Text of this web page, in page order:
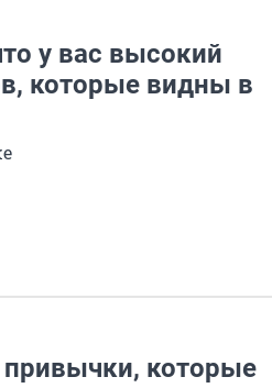
у вас высокий
которые видны в
привычки, которые